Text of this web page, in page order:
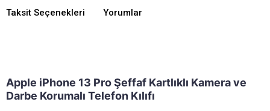
Taksit Seçenekleri Yorumlar
Apple iPhone 13 Pro Şeffaf Kartlıklı Kamera ve
Darbe Korumalı Telefon Kılıfı